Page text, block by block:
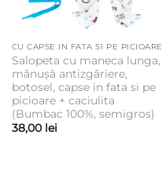
CU CAPSE IN FATA SI PE PICIOARE
Salopeta cu maneca lunga,
mănușă antizgâriere,
botosel, capse in fata si pe
picioare + caciulita
(Bumbac 100%, semigros)
38,00 lei